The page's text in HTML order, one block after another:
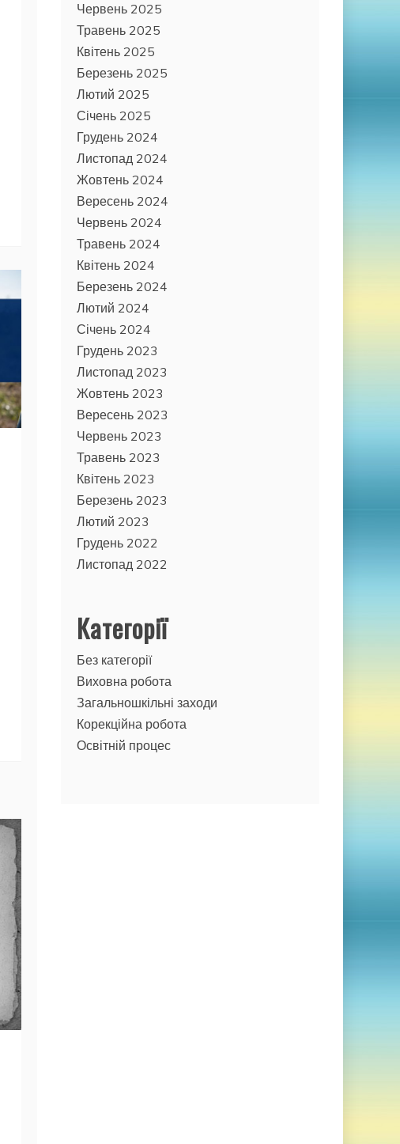
Червень 2025
Травень 2025
Квітень 2025
Березень 2025
Лютий 2025
Січень 2025
Грудень 2024
Листопад 2024
Жовтень 2024
Вересень 2024
Червень 2024
Травень 2024
Квітень 2024
Березень 2024
Лютий 2024
Січень 2024
Грудень 2023
Листопад 2023
Жовтень 2023
Вересень 2023
Червень 2023
Травень 2023
Квітень 2023
Березень 2023
Лютий 2023
Грудень 2022
Листопад 2022
Категорії
Без категорії
Виховна робота
Загальношкільні заходи
Корекційна робота
Освітній процес